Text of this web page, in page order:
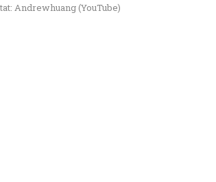
Andrewhuang (YouTube)